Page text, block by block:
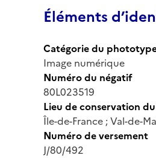
Éléments
Catégorie du
Image numérique
Numéro du négatif
80L023519
Lieu de conservation
Île-de-France ; Val-de-
Numéro de versement
J/80/492